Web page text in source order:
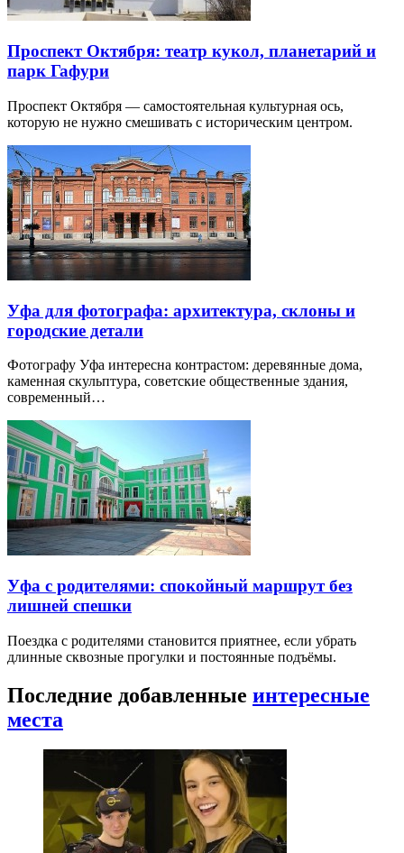
Проспект Октября: театр кукол, планетарий и
парк Гафури
Проспект Октября — самостоятельная культурная ось,
которую не нужно смешивать с историческим центром.
Уфа для фотографа: архитектура, склоны и
городские детали
Фотографу Уфа интересна контрастом: деревянные дома,
каменная скульптура, советские общественные здания,
современный…
Уфа с родителями: спокойный маршрут без
лишней спешки
Поездка с родителями становится приятнее, если убрать
длинные сквозные прогулки и постоянные подъёмы.
Последние добавленные интересные
места